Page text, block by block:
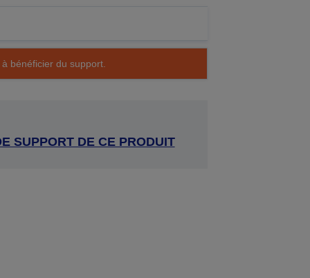
bénéficier du support.
SUPPORT DE CE PRODUIT